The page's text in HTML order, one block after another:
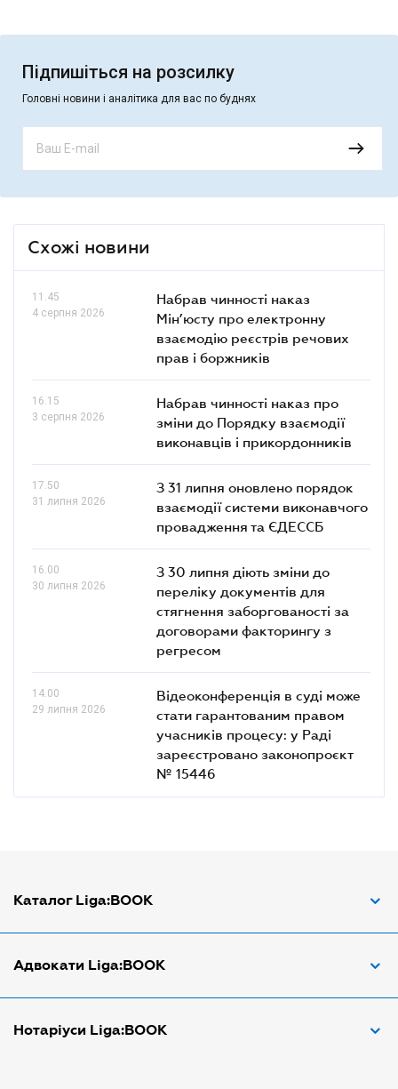
Підпишіться на розсилку
Головні новини і аналітика для вас по буднях
Схожі новини
11.45
4 серпня 2026
Набрав чинності наказ
Мін’юсту про електронну
взаємодію реєстрів речових
прав і боржників
16.15
3 серпня 2026
Набрав чинності наказ про
зміни до Порядку взаємодії
виконавців і прикордонників
17.50
31 липня 2026
З 31 липня оновлено порядок
взаємодії системи виконавчого
провадження та ЄДЕССБ
16.00
30 липня 2026
З 30 липня діють зміни до
переліку документів для
стягнення заборгованості за
договорами факторингу з
регресом
14.00
29 липня 2026
Відеоконференція в суді може
стати гарантованим правом
учасників процесу: у Раді
зареєстровано законопроєкт
№ 15446
Каталог Liga:BOOK
Адвокат по ДТП
Арбітражний керуючий
Адвокати Liga:BOOK
Адвокати Дніпра
Нотаріуси Liga:BOOK